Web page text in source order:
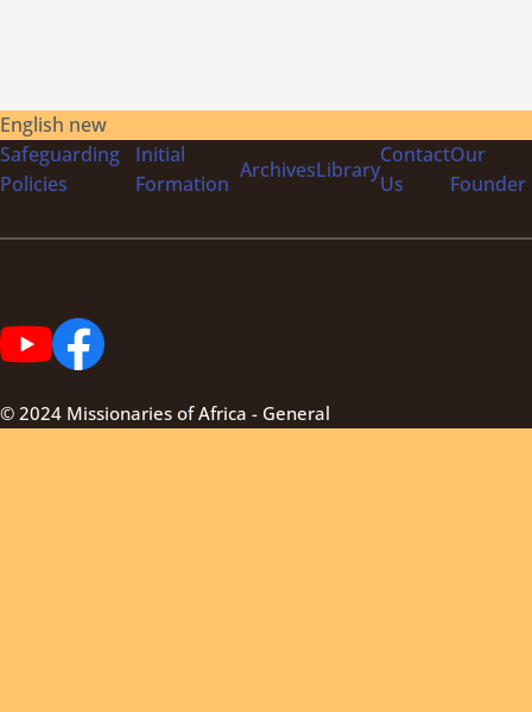
English new
Safeguarding
Policies
Initial
Formation
ArchivesLibrary
Contact
Us
Our
Founder
© 2024 Missionaries of Africa - General